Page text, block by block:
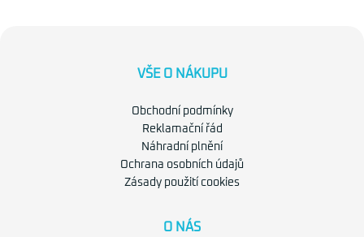
VŠE O NÁKUPU
Obchodní podmínky
Reklamační řád
Náhradní plnění
Ochrana osobních údajů
Zásady použití cookies
O NÁS